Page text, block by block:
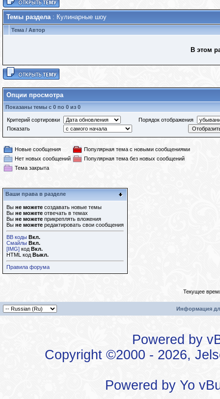
Темы раздела: Кулинарные шоу
Тема / Автор
В этом
Опции просмотра
Показаны темы с 0 по 0 из 0
Критерий сортировки
Порядок отображения
Показать
Новые сообщения
Популярная тема с новыми сообщениями
Нет новых сообщений
Популярная тема без новых сообщений
Тема закрыта
Ваши права в разделе
Вы не можете создавать новые темы
Вы не можете отвечать в темах
Вы не можете прикреплять вложения
Вы не можете редактировать свои сообщения
BB коды Вкл.
Смайлы Вкл.
[IMG] код Вкл.
HTML код Выкл.
Правила форума
Текущее
Информация
Powered by
Copyright ©2000 - 2026,
Powered by Yo